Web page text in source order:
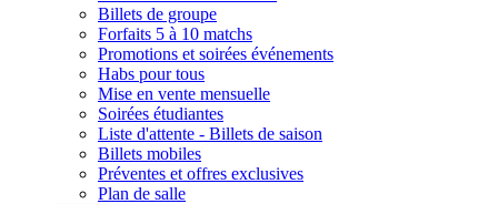
Billets de groupe
Forfaits 5 à 10 matchs
Promotions et soirées événements
Habs pour tous
Mise en vente mensuelle
Soirées étudiantes
Liste d'attente - Billets de saison
Billets mobiles
Préventes et offres exclusives
Plan de salle